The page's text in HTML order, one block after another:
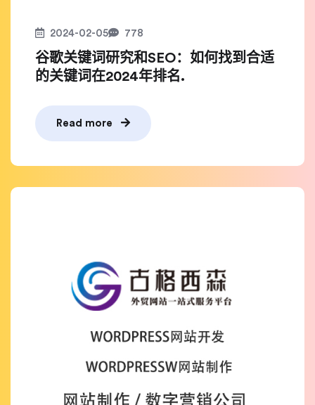
2024-02-05 778
谷歌关键词研究和SEO：如何找到合适
的关键词在2024年排名.
Read more